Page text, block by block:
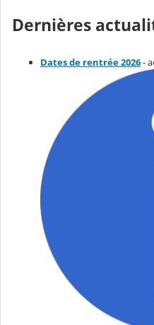
Dernières
Dates de rentrée 2026-